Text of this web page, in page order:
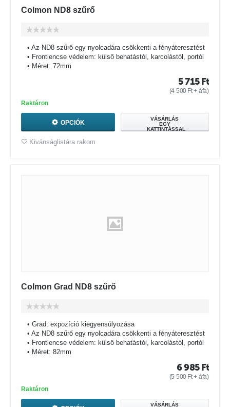
Colmon ND8 szűrő
• Az ND8 szűrő egy nyolcadára csökkenti a fényáteresztést
• Frontlencse védelem: külső behatástól, karcolástól, portól
• Méret: 72mm
5 715 Ft
(4 500 Ft+ áfa)
Raktáron
OPCIÓK
VÁSÁRLÁS
EGY
KATTINTÁSSAL
Kivánságlistára rakom
Colmon Grad ND8 szűrő
• Grad: expozíció kiegyensúlyozása
• Az ND8 szűrő egy nyolcadára csökkenti a fényáteresztést
• Frontlencse védelem: külső behatástól, karcolástól, portól
• Méret: 82mm
6 985 Ft
(5 500 Ft+ áfa)
Raktáron
VÁSÁRLÁS